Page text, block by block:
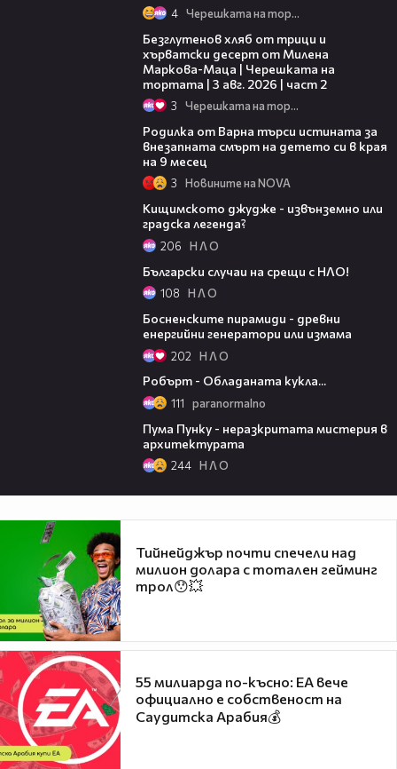
4 Черешката на тортата
Безглутенов хляб от трици и
хърватски десерт от Милена
Маркова-Маца | Черешката на
тортата | 3 авг. 2026 | част 2
3 Черешката на тортата
Родилка от Варна търси истината за
внезапната смърт на детето си в края
на 9 месец
3 Новините на NOVA
Кищимското джудже - извънземно или
градска легенда?
206 Н Л О
Български случаи на срещи с НЛО!
108 Н Л О
Босненските пирамиди - древни
енергийни генератори или измама
202 Н Л О
Робърт - Обладаната кукла...
111 paranormalno
Пума Пунку - неразкритата мистерия в
архитектурата
244 Н Л О
Тийнейджър почти спечели над
милион долара с тотален гейминг
трол😯💥
55 милиарда по-късно: EA вече
официално е собственост на
Саудитска Арабия💰